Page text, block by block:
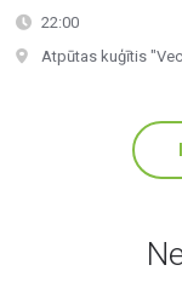
22:00
Atpūtas kuģītis